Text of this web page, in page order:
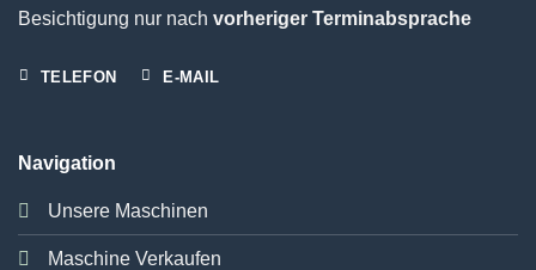
Besichtigung nur nach vorheriger Terminabsprache
TELEFON E-MAIL
Navigation
Unsere Maschinen
Maschine Verkaufen